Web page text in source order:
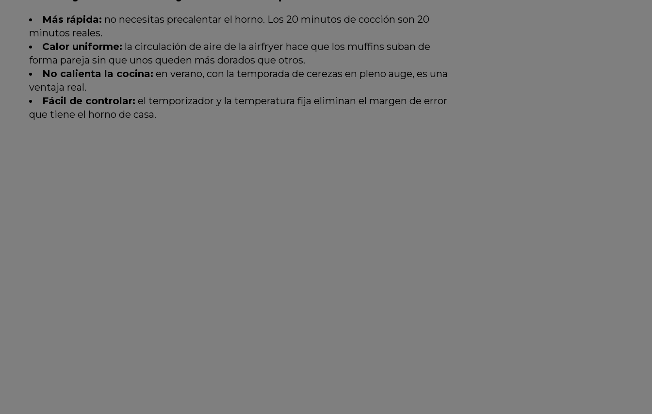
Ventajas de la airfryer vs horno para los muffins
Más rápida:no necesitas precalentar el horno. Los 20 minutos de cocción son 20
minutos reales.
Calor uniforme:la circulación de aire de la airfryer hace que los muffins suban de
forma pareja sin que unos queden más dorados que otros.
No calienta la cocina:en verano, con la temporada de cerezas en pleno auge, es una
ventaja real.